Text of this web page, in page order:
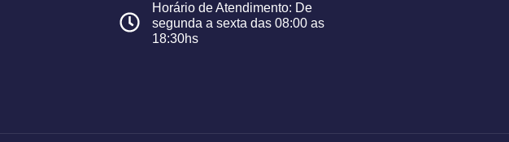
Horário de Atendimento: De
segunda a sexta das 08:00 as
18:30hs